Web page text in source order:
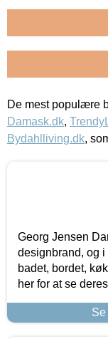
De mest populære
Damask.dk,
Bydahlliving.dk,
Georg Jensen
designbrand, og i
badet, bordet,
her for at se